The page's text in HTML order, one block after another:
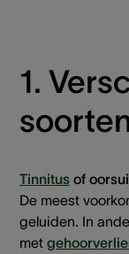
1.
Tinnitus of
De meest
geluiden. In
met